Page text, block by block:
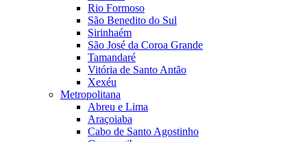
Rio Formoso
São Benedito do Sul
Sirinhaém
São José da Coroa Grande
Tamandaré
Vitória de Santo Antão
Xexéu
Metropolitana
Abreu e Lima
Araçoiaba
Cabo de Santo Agostinho